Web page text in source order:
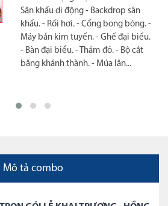
Sân khấu di động. - Backdrop sân
khấu. - Máy bán kim tuyến. - Ghế
đại biểu. - Bàn đại biểu. - Thảm đỏ. -
Múa lân sư rồng. - Cổng hơi. - Bộ cắt
băng khánh thành.
Mô tả combo